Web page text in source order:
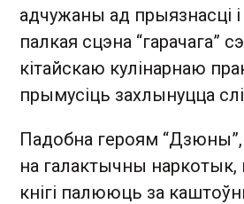
адчужаны ад прыязнасці
палкая сцэна “гарачага”
кітайскаю кулінарнаю
прымусіць захлынуцца
Падобна героям
на галактычны
кнігі палююць за